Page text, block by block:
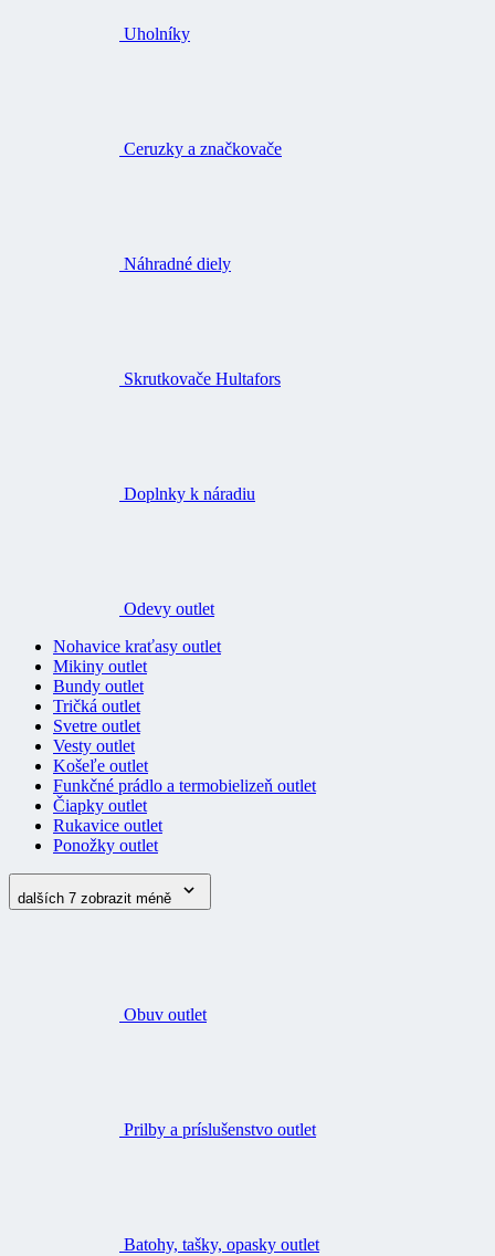
Uholníky
Ceruzky a značkovače
Náhradné diely
Skrutkovače Hultafors
Doplnky k náradiu
Odevy outlet
Nohavice kraťasy outlet
Mikiny outlet
Bundy outlet
Tričká outlet
Svetre outlet
Vesty outlet
Košeľe outlet
Funkčné prádlo a termobielizeň outlet
Čiapky outlet
Rukavice outlet
Ponožky outlet
dalších 7 zobrazit méně
Obuv outlet
Prilby a príslušenstvo outlet
Batohy, tašky, opasky outlet